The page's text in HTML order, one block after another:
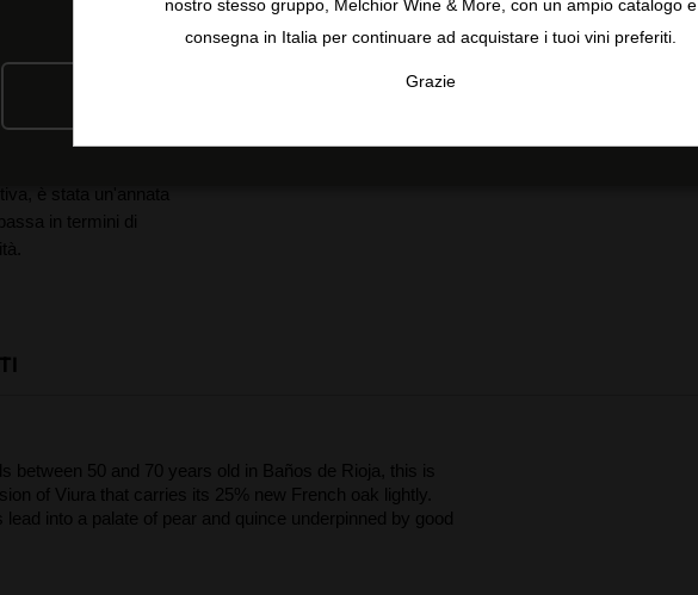
ma non ha
se ha ridotto un
e soleggiata, con
La vendemmia si è
più breve
della minore
è stata un'annata
in termini di
between 50 and 70 years old in Baños de Rioja, this is
of Viura that carries its 25% new French oak lightly.
into a palate of pear and quince underpinned by good
nostro stesso gruppo, Melchior Wine & More, con un ampio catalogo e
consegna in Italia per continuare ad acquistare i tuoi vini preferiti.
Grazie